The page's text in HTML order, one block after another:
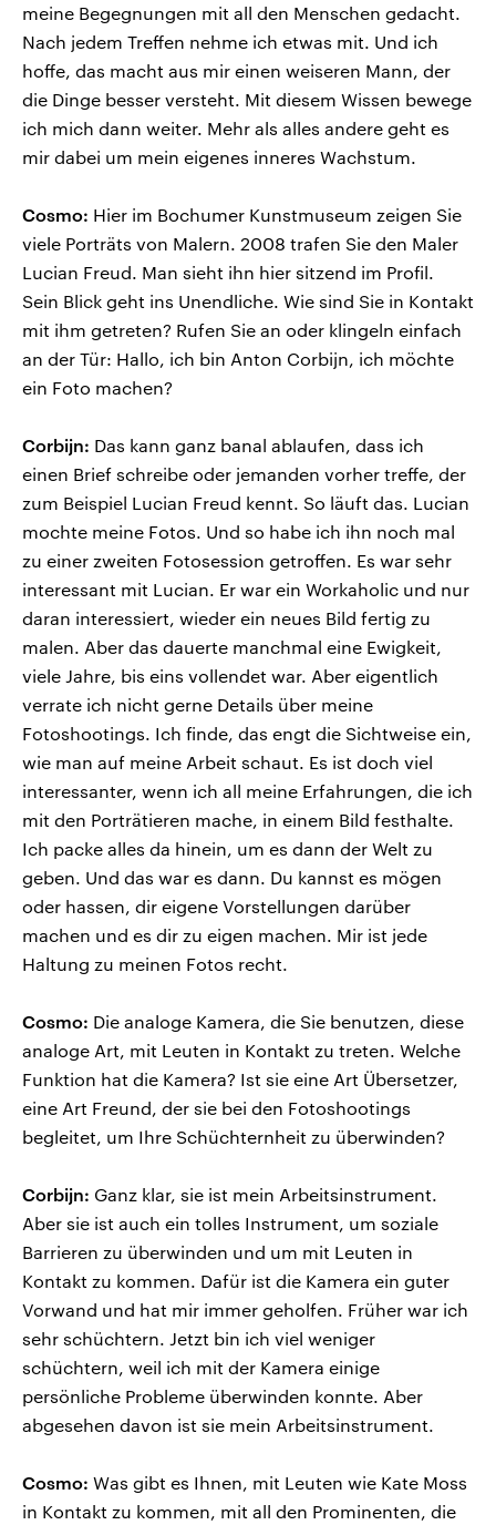
meine Begegnungen mit all den Menschen gedacht.
Nach jedem Treffen nehme ich etwas mit. Und ich
hoffe, das macht aus mir einen weiseren Mann, der
die Dinge besser versteht. Mit diesem Wissen bewege
ich mich dann weiter. Mehr als alles andere geht es
mir dabei um mein eigenes inneres Wachstum.
Cosmo: Hier im Bochumer Kunstmuseum zeigen Sie
viele Porträts von Malern. 2008 trafen Sie den Maler
Lucian Freud. Man sieht ihn hier sitzend im Profil.
Sein Blick geht ins Unendliche. Wie sind Sie in Kontakt
mit ihm getreten? Rufen Sie an oder klingeln einfach
an der Tür: Hallo, ich bin Anton Corbijn, ich möchte
ein Foto machen?
Corbijn: Das kann ganz banal ablaufen, dass ich
einen Brief schreibe oder jemanden vorher treffe, der
zum Beispiel Lucian Freud kennt. So läuft das. Lucian
mochte meine Fotos. Und so habe ich ihn noch mal
zu einer zweiten Fotosession getroffen. Es war sehr
interessant mit Lucian. Er war ein Workaholic und nur
daran interessiert, wieder ein neues Bild fertig zu
malen. Aber das dauerte manchmal eine Ewigkeit,
viele Jahre, bis eins vollendet war. Aber eigentlich
verrate ich nicht gerne Details über meine
Fotoshootings. Ich finde, das engt die Sichtweise ein,
wie man auf meine Arbeit schaut. Es ist doch viel
interessanter, wenn ich all meine Erfahrungen, die ich
mit den Porträtieren mache, in einem Bild festhalte.
Ich packe alles da hinein, um es dann der Welt zu
geben. Und das war es dann. Du kannst es mögen
oder hassen, dir eigene Vorstellungen darüber
machen und es dir zu eigen machen. Mir ist jede
Haltung zu meinen Fotos recht.
Cosmo: Die analoge Kamera, die Sie benutzen, diese
analoge Art, mit Leuten in Kontakt zu treten. Welche
Funktion hat die Kamera? Ist sie eine Art Übersetzer,
eine Art Freund, der sie bei den Fotoshootings
begleitet, um Ihre Schüchternheit zu überwinden?
Corbijn: Ganz klar, sie ist mein Arbeitsinstrument.
Aber sie ist auch ein tolles Instrument, um soziale
Barrieren zu überwinden und um mit Leuten in
Kontakt zu kommen. Dafür ist die Kamera ein guter
Vorwand und hat mir immer geholfen. Früher war ich
sehr schüchtern. Jetzt bin ich viel weniger
schüchtern, weil ich mit der Kamera einige
persönliche Probleme überwinden konnte. Aber
abgesehen davon ist sie mein Arbeitsinstrument.
Cosmo: Was gibt es Ihnen, mit Leuten wie Kate Moss
in Kontakt zu kommen, mit all den Prominenten, die